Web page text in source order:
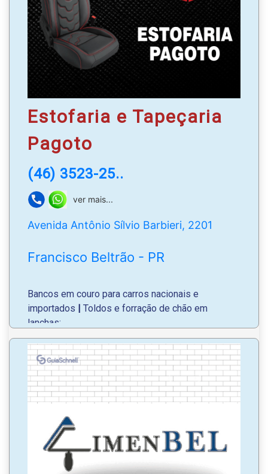
Loja com mais de 30 anos de mercado, na qual
você encontra as melhores opções em peças e
serviços para seu veículo.
WhatsApp : (46) 3523-3325 |(46) 99914-2569
Estofaria e Tapeçaria
Pagoto
(46) 3523-25..
ver mais...
Avenida Antônio Sílvio Barbieri, 2201
Francisco Beltrão - PR
Bancos em couro para carros nacionais e
importados
Toldos e forração de chão em
lanchas;
Painel|Maleiro|Cortinas|Sofá-cama|
Fabricação de cama|Tapete liso ou carpete|
Estofamento completo para seu caminhão;
Teto|Capas Bancos|Laterais;
Restauração de carros antigos.